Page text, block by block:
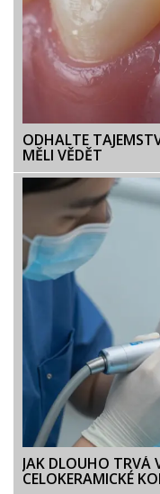
ODHALTE
MĚLI VĚDĚT
JAK DLOUHO TRVÁ
CELOKERAMICKÉ